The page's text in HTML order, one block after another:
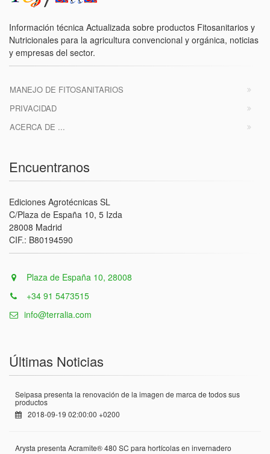
Información técnica Actualizada sobre productos Fitosanitarios y
Nutricionales para la agricultura convencional y orgánica, noticias
y empresas del sector.
MANEJO DE FITOSANITARIOS
PRIVACIDAD
ACERCA DE ...
Encuentranos
Ediciones Agrotécnicas SL
C/Plaza de España 10, 5 Izda
28008 Madrid
CIF.: B80194590
Plaza de España 10, 28008
+34 91 5473515
info@terralia.com
Últimas Noticias
Seipasa presenta la renovación de la imagen de marca de todos sus
productos
2018-09-19 02:00:00 +0200
Arysta presenta Acramite® 480 SC para hortícolas en invernadero